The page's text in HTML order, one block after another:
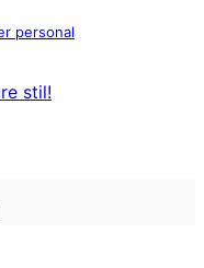
personal